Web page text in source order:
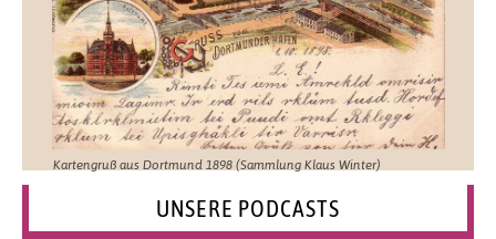
Kartengruß aus Dortmund 1898 (Sammlung Klaus Winter)
UNSERE PODCASTS